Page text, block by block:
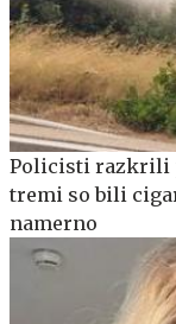
Policisti razkrili
tremi so bili
namerno